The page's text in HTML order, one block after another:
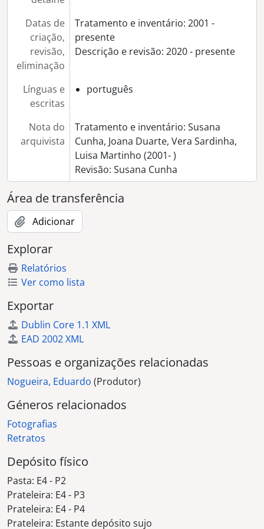
[Coleção] Colecção Luís Teixeira
[Coleção] Colecção António Cunha
[Coleção] Colecção Arqueologia
[Coleção] Colecção Carlos Tojo
[Coleção] Colecção Eduardo Gageiro
[Coleção] Colecção Elsa Caeiro
[Coleção] Colecção Gérard Castello-Lopes
[Coleção] Colecção Guilherme Silva
Datas de
criação,
revisão,
eliminação
Tratamento e inventário: 2001 -
presente
Descrição e revisão: 2020 - presente
Línguas e
escritas
português
Nota do
arquivista
Tratamento e inventário: Susana
Cunha, Joana Duarte, Vera Sardinha,
Luisa Martinho (2001- )
Revisão: Susana Cunha
Área de transferência
Adicionar
Explorar
Relatórios
Ver como lista
Exportar
Dublin Core 1.1 XML
EAD 2002 XML
Pessoas e organizações relacionadas
Nogueira, Eduardo (Produtor)
Géneros relacionados
Fotografias
Retratos
Depósito físico
Pasta: E4 - P2
Prateleira: E4 - P3
Prateleira: E4 - P4
Prateleira: Estante depósito sujo